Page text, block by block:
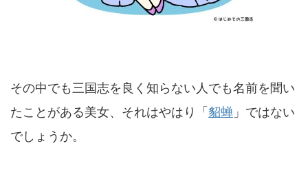
その中でも三国志を良く知らない人でも名前を聞い
たことがある美女、それはやはり「貂蝉 」ではない
でしょうか。